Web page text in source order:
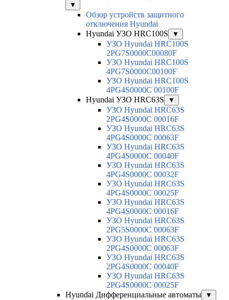
▼
Обзор устройств защитного
отключения Hyundai
Hyundai УЗО HRC100S
▼
УЗО Hyundai HRC100S
2PG7S0000C00080F
УЗО Hyundai HRC100S
4PG7S0000C00100F
УЗО Hyundai HRC100S
4PG4S0000C 00100F
Hyundai УЗО HRC63S
▼
УЗО Hyundai HRC63S
2PG4S0000C 00016F
УЗО Hyundai HRC63S
4PG4S0000C 00063F
УЗО Hyundai HRC63S
4PG4S0000C 00040F
УЗО Hyundai HRC63S
4PG4S0000C 00032F
УЗО Hyundai HRC63S
4PG4S0000C 00025F
УЗО Hyundai HRC63S
4PG4S0000C 00016F
УЗО Hyundai HRC63S
2PG5S0000C 00063F
УЗО Hyundai HRC63S
2PG4S0000C 00063F
УЗО Hyundai HRC63S
2PG4S0000C 00040F
УЗО Hyundai HRC63S
2PG4S0000C 00025F
Hyundai Дифференциальные автоматы
▼